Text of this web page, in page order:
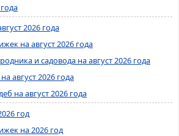
2026 года
на август 2026 года
и садовода на август 2026 года
август 2026 года
на август 2026 года
год
на 2026 год